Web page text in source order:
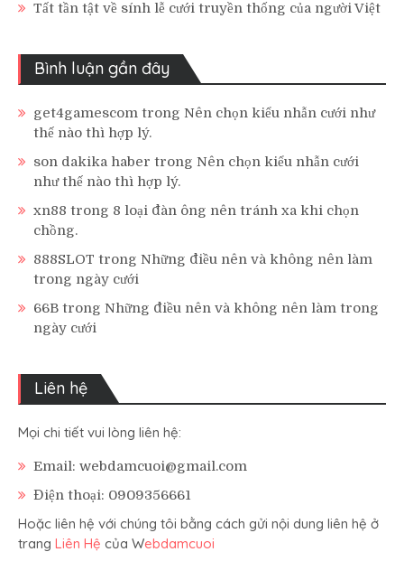
Tất tần tật về sính lễ cưới truyền thống của người Việt
Bình luận gần đây
get4gamescom trong Nên chọn kiểu nhẫn cưới như
thế nào thì hợp lý.
son dakika haber trong Nên chọn kiểu nhẫn cưới
như thế nào thì hợp lý.
xn88 trong 8 loại đàn ông nên tránh xa khi chọn
chồng.
888SLOT trong Những điều nên và không nên làm
trong ngày cưới
66B trong Những điều nên và không nên làm trong
ngày cưới
Liên hệ
Mọi chi tiết vui lòng liên hệ:
Email: webdamcuoi@gmail.com
Điện thoại: 0909356661
Hoặc liên hệ với chúng tôi bằng cách gửi nội dung liên hệ ở
trang Liên Hệ của Webdamcuoi